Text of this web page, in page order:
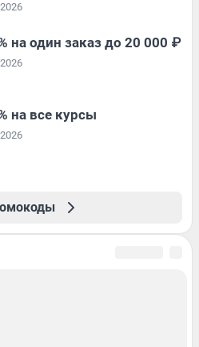
на один заказ до 20 000 ₽
на все курсы